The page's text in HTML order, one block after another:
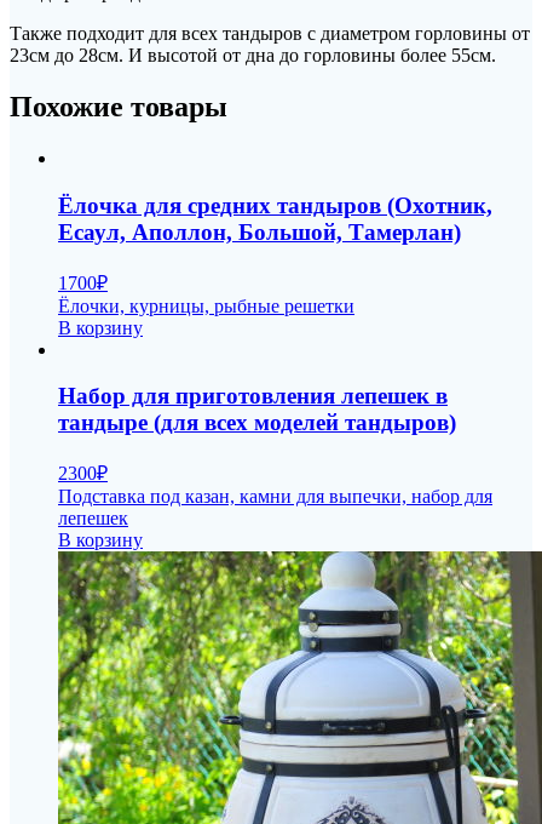
Также подходит для всех тандыров с диаметром горловины от
23см до 28см. И высотой от дна до горловины более 55см.
Похожие товары
Ёлочка для средних тандыров (Охотник,
Есаул, Аполлон, Большой, Тамерлан)
1700₽
Ёлочки, курницы, рыбные решетки
В корзину
Набор для приготовления лепешек в
тандыре (для всех моделей тандыров)
2300₽
Подставка под казан, камни для выпечки, набор для
лепешек
В корзину